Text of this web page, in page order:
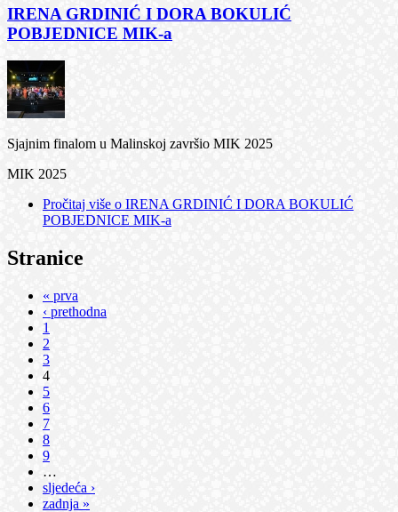
IRENA GRDINIĆ I DORA BOKULIĆ
POBJEDNICE MIK-a
Sjajnim finalom u Malinskoj završio MIK 2025
MIK 2025
Pročitaj više o IRENA GRDINIĆ I DORA BOKULIĆ
POBJEDNICE MIK-a
Stranice
« prva
‹ prethodna
1
2
3
4
5
6
7
8
9
…
sljedeća ›
zadnja »